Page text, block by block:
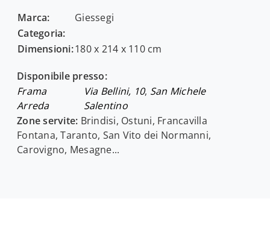
Marca:
Giessegi
Categoria:
Dimensioni:180 x 214 x 110 cm
Disponibile presso:
Frama
Arreda
Via Bellini, 10, San Michele
Salentino
Zone servite: Brindisi, Ostuni, Francavilla
Fontana, Taranto, San Vito dei Normanni,
Carovigno, Mesagne...